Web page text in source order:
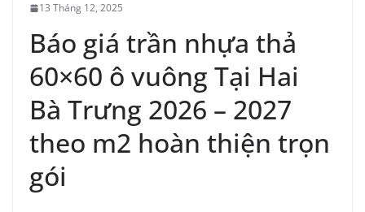
13 Tháng 12, 2025
Báo giá trần nhựa thả
60×60 ô vuông Tại Hai
Bà Trưng 2026 – 2027
theo m2 hoàn thiện trọn
gói